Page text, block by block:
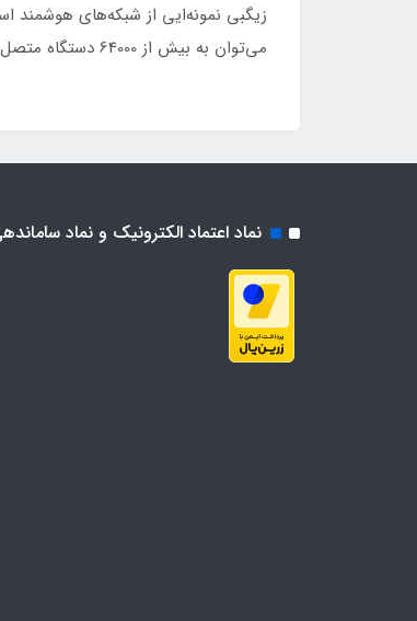
زیگبی نمونه‌ایی از شبکه‌های هوشمند
می‌توان به بیش از 64000 دستگاه متصل شد که در مقایسه با بلوتوث بسیار ارزان‌تر و کاربردی‌تر است.
نماد اعتماد الکترونیک و نماد